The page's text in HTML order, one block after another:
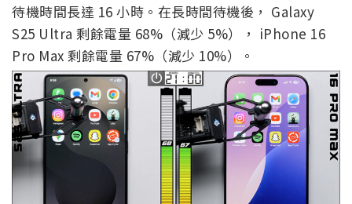
待機時間長達 16 小時。在長時間待機後， Galaxy
S25 Ultra 剩餘電量 68%（減少 5%）， iPhone 16
Pro Max 剩餘電量 67%（減少 10%）。